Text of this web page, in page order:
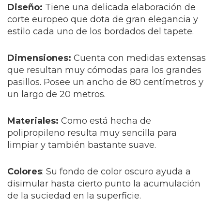
Diseño: Tiene una delicada elaboración de
corte europeo que dota de gran elegancia y
estilo cada uno de los bordados del tapete.
Dimensiones: Cuenta con medidas extensas
que resultan muy cómodas para los grandes
pasillos. Posee un ancho de 80 centímetros y
un largo de 20 metros.
Materiales: Como está hecha de
polipropileno resulta muy sencilla para
limpiar y también bastante suave.
Colores: Su fondo de color oscuro ayuda a
disimular hasta cierto punto la acumulación
de la suciedad en la superficie.